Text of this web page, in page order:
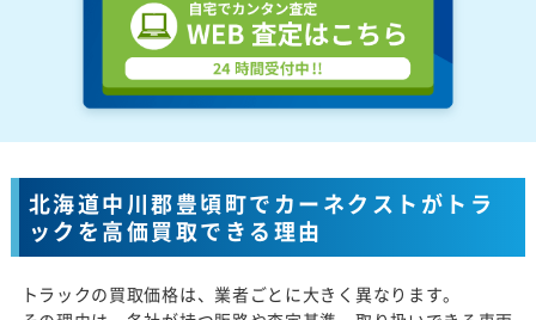
北海道中川郡豊頃町でカーネクストがトラ
ックを高価買取できる理由
トラックの買取価格は、業者ごとに大きく異なります。